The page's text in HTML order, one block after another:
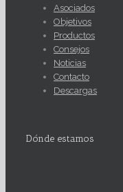
Asociados
Objetivos
Productos
Consejos
Noticias
Contacto
Descargas
Dónde estamos